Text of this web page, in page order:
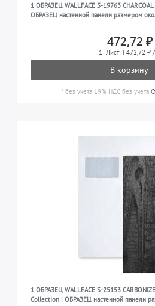
1 ОБРАЗЕЦ WALLFACE S-19763
ОБРАЗЕЦ настенной панели размером
472,72
1 Лист | 472,72 ₽
В корзину
*без учета 19% НДС без учета
1 ОБРАЗЕЦ WALLFACE S-25153
Collection | ОБРАЗЕЦ настенной панели